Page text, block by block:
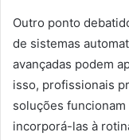
Outro ponto
de sistemas
avançadas podem
isso, profissionais
soluções
incorporá-las à